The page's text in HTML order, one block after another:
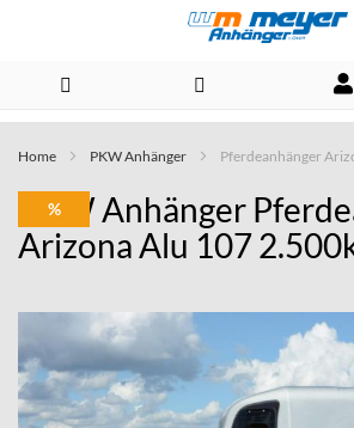
Direkt
Inhalt
Home PKW Anhänger Pferdeanhänger
PKW Anhänger
Arizona Alu 107
the
end
of
the
%